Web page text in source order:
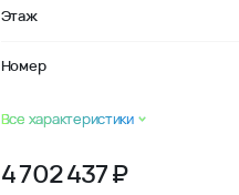
Этаж
Номер
Все характеристики
4 702 437₽